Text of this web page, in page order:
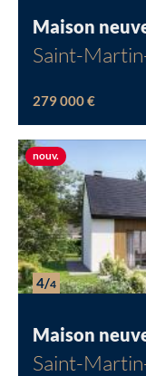
Maison
Saint-
279 000 €
4/4
Maison
Saint-
nouv.Nouvelle offre